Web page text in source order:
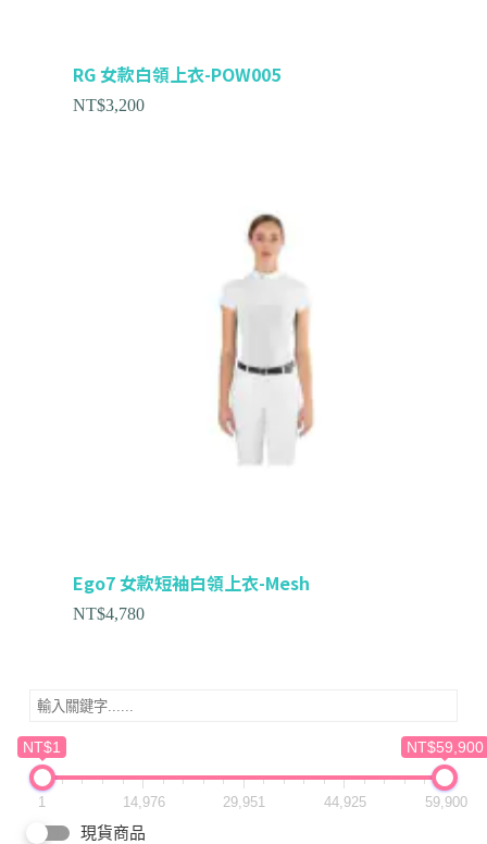
NT$1 NT$59,900
1 14,976 29,951 44,925 59,900
現貨商品
RG 女款白領上衣-POW005
NT$3,200
Ego7 女款短袖白領上衣-Mesh
NT$4,780